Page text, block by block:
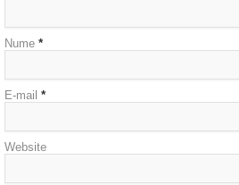
Nume *
E-mail *
Website